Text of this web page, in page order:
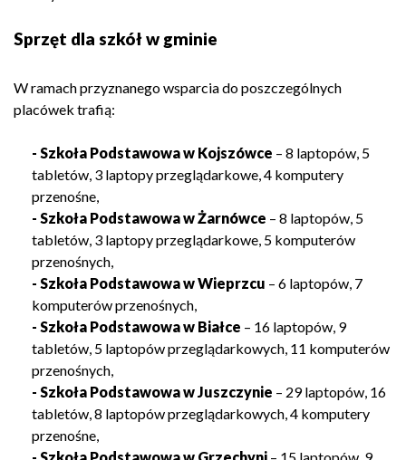
Sprzęt dla szkół w gminie
W ramach przyznanego wsparcia do poszczególnych
placówek trafią:
- Szkoła Podstawowa w Kojszówce – 8 laptopów, 5
tabletów, 3 laptopy przeglądarkowe, 4 komputery
przenośne,
- Szkoła Podstawowa w Żarnówce – 8 laptopów, 5
tabletów, 3 laptopy przeglądarkowe, 5 komputerów
przenośnych,
- Szkoła Podstawowa w Wieprzcu – 6 laptopów, 7
komputerów przenośnych,
- Szkoła Podstawowa w Białce – 16 laptopów, 9
tabletów, 5 laptopów przeglądarkowych, 11 komputerów
przenośnych,
- Szkoła Podstawowa w Juszczynie – 29 laptopów, 16
tabletów, 8 laptopów przeglądarkowych, 4 komputery
przenośne,